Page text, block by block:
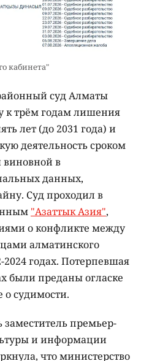
кабинета"
суд Алматы
к трём годам лишения
лет (до 2031 года) и
деятельность сроком
виновной в
данных,
Суд проходил в
"Азаттык Азия",
о конфликте между
алматинского
годах. Потерпевшая
были преданы огласке
судимости.
заместитель премьер-
и информации
что министерство